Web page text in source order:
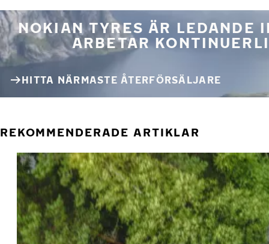
NOKIAN TYRES ÄR LEDANDE
ARBETAR
HITTA NÄRMASTE ÅTERFÖRSÄLJARE
REKOMMENDERADE ARTIKLAR